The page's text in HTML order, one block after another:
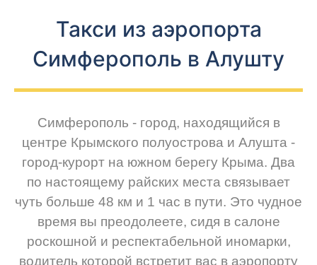
Такси из аэропорта
Симферополь в Алушту
Симферополь - город, находящийся в
центре Крымского полуострова и Алушта -
город-курорт на южном берегу Крыма. Два
по настоящему райских места связывает
чуть больше 48 км и 1 час в пути. Это чудное
время вы преодолеете, сидя в салоне
роскошной и респектабельной иномарки,
водитель которой встретит вас в аэропорту